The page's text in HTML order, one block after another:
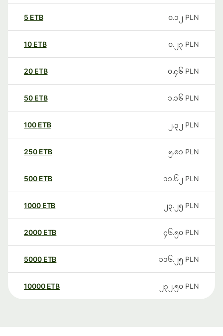
5 ETB ၀.၁၂ PLN
10 ETB ၀.၂၃ PLN
20 ETB ၀.၄၆ PLN
50 ETB ၁.၁၆ PLN
100 ETB ၂.၃၂ PLN
250 ETB ၅.၈၁ PLN
500 ETB ၁၁.၆၂ PLN
1000 ETB ၂၃.၂၅ PLN
2000 ETB ၄၆.၅၀ PLN
5000 ETB ၁၁၆.၂၅ PLN
10000 ETB ၂၃၂.၅၀ PLN